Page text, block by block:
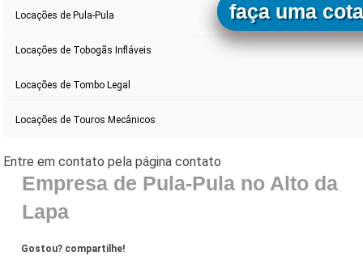
Locações de Pula-Pula
Locações de Tobogãs Infláveis
Locações de Tombo Legal
Locações de Touros Mecânicos
Empresa de Pula-Pula no Alto da
Lapa
Gostou? compartilhe!
faça uma